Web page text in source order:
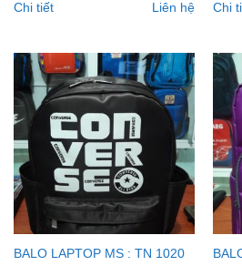
Chi tiết
Liên hệ
Chi
BALO LAPTOP MS : TN 1020